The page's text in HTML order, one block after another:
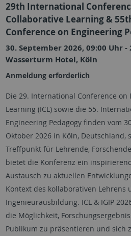
29th International
Collaborative Learning &
Conference on Engineering
30. September 2026, 09:00 Uhr
Wasserturm Hotel, Köln
Anmeldung erforderlich
Die 29. International Conference
Learning (ICL) sowie die 55.
Engineering Pedagogy finden vom
Oktober 2026 in Köln,
Treffpunkt für Lehrende,
bietet die Konferenz ein
Austausch zu aktuellen
Kontext des kollaborativen Lehrens
Ingenieurausbildung. ICL & IGIP
die Möglichkeit,
Publikum zu präsentieren und sich